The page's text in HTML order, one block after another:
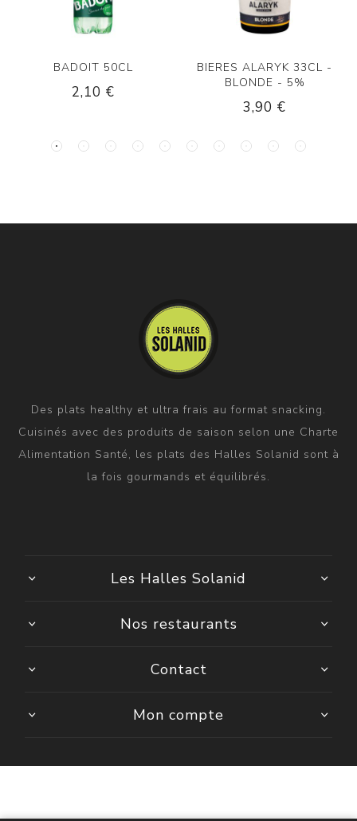
BADOIT 50CL
2,10 €
BIERES ALARYK 33CL -
BLONDE - 5%
3,90 €
Des plats healthy et ultra frais au format snacking.
Cuisinés avec des produits de saison selon une Charte
Alimentation Santé, les plats des Halles Solanid sont à
la fois gourmands et équilibrés.
Les Halles Solanid
Nos restaurants
Contact
Mon compte